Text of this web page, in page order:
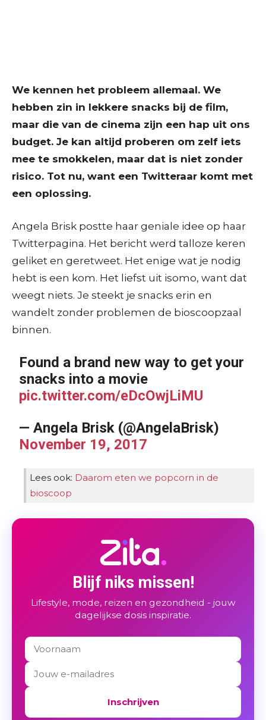
We kennen het probleem allemaal. We
hebben zin in lekkere snacks bij de film,
maar die van de cinema zijn een hap uit ons
budget. Je kan altijd proberen om zelf iets
mee te smokkelen, maar dat is niet zonder
risico. Tot nu, want een Twitteraar komt met
een oplossing.
Angela Brisk postte haar geniale idee op haar
Twitterpagina. Het bericht werd talloze keren
geliket en geretweet. Het enige wat je nodig
hebt is een kom. Het liefst uit isomo, want dat
weegt niets. Je steekt je snacks erin en
wandelt zonder problemen de bioscoopzaal
binnen.
Found a brand new way to get your
snacks into a movie
pic.twitter.com/eDcOwjLiMU
— Angela Brisk (@AngelaBrisk)
November 19, 2017
Lees ook: Daarom eten we popcorn in de
bioscoop
Blijf niks missen!
Lifestyle, mode, reizen en gezondheid - jouw
dagelijkse dosis inspiratie.
Inschrijven